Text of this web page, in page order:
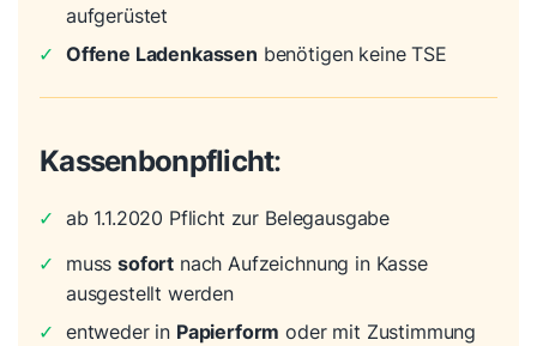
aufgerüstet
✓ Offene Ladenkassen benötigen keine TSE
Kassenbonpflicht:
✓ ab 1.1.2020 Pflicht zur Belegausgabe
✓ musssofort nach Aufzeichnung in Kasse
ausgestellt werden
✓ entweder in Papierform oder mit Zustimmung